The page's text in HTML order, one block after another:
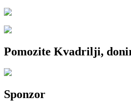
Pomozite Kvadrilji,
Sponzor